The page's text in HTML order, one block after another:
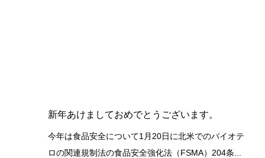
新年あけましておめでとうございます。
今年は食品安全について1月20日に北米でのバイオテ
ロの関連規制法の食品安全強化法（FSMA）204条...